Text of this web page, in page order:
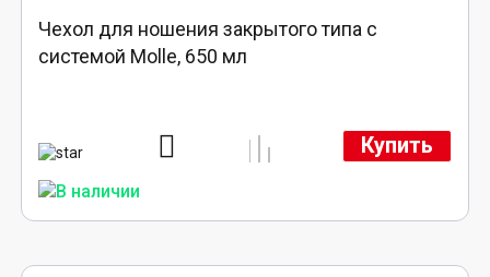
Чехол для ношения закрытого типа с
системой Molle, 650 мл
Купить